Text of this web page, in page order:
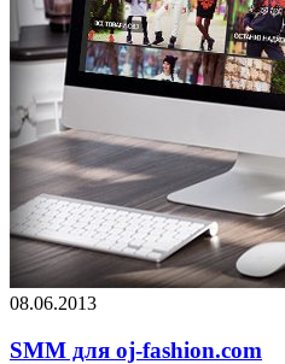
08.06.2013
SMM для oj-fashion.com